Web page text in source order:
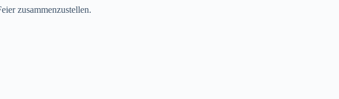
zusammenzustellen.